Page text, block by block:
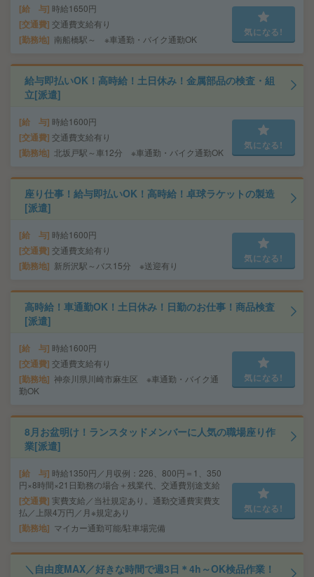
給 与 時給1650円
交通費 交通費支給有り
勤務地 南船橋駅～ ※車通勤・バイク通勤OK
気になる!
給与即払いOK！高時給！土日休み！金属部品の検査・組
立[派遣]
給 与 時給1600円
交通費 交通費支給有り
勤務地 北坂戸駅～車12分 ※車通勤・バイク通勤OK
気になる!
座り仕事！給与即払いOK！高時給！卓球ラケットの製造
[派遣]
給 与 時給1600円
交通費 交通費支給有り
勤務地 新所沢駅～バス15分 ※送迎有り
気になる!
高時給！車通勤OK！土日休み！日勤のお仕事！商品検査
[派遣]
給 与 時給1600円
交通費 交通費支給有り
勤務地 神奈川県川崎市麻生区 ※車通勤・バイク通
勤OK
気になる!
8月お盆明け！ランスタッドメンバーに人気の職場座り作
業[派遣]
給 与 時給1350円／月収例：226、800円＝1、350
円×8時間×21日勤務の場合＋残業代、交通費別途支給
交通費 実費支給／当社規定あり。通勤交通費実費支
払／上限4万円／月※規定あり
勤務地 マイカー通勤可能/駐車場完備
気になる!
＼自由度MAX／好きな時間で週3日＊4h～OK検品作業！